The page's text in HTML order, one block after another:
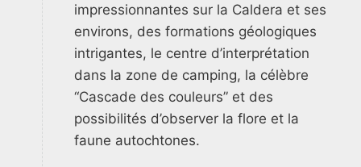
impressionnantes sur la Caldera et ses
environs, des formations géologiques
intrigantes, le centre d’interprétation
dans la zone de camping, la célèbre
“Cascade des couleurs” et des
possibilités d’observer la flore et la
faune autochtones.